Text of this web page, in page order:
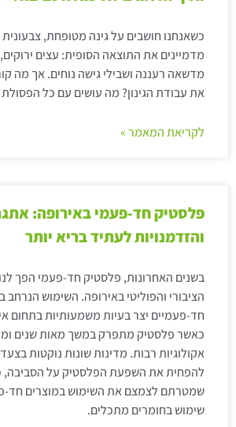
כשאנחנו חושבים על גינה מטופחת, צבעונית
מדמיינים את התוצאה הסופית: עצים
מדשאה רעננה ושבילי גישה נוחים. אך מה
את עבודת הגינון? מה עושים עם כל
לקריאת המאמר »
פלסטיק חד-פעמי באירופה:
והזדמנויות לעתיד בריא יותר
בשנים האחרונות, פלסטיק חד-פעמי הפך
הציבורי והפוליטי באירופה. השימוש הנרחב
חד-פעמיים יצר בעיות משמעותיות בתחום
כאשר פלסטיק מתפרק במשך מאות שנים
אקולוגיות רבות. מדינות שונות נוקטות
להפחית את השפעת הפלסטיק על הסביבה,
שמטרתם לצמצם את השימוש במוצרים חד-
שימוש בחומרים מתכלים.